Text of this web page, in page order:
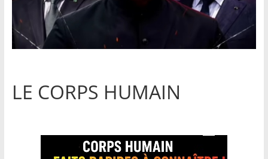
LE CORPS HUMAIN